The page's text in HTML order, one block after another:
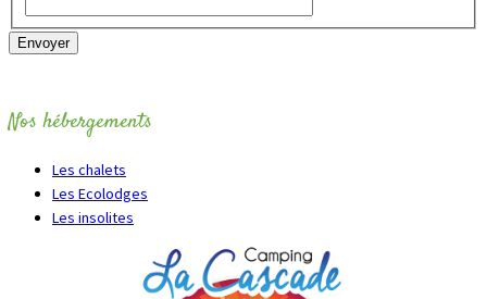
Envoyer
Nos hébergements
Les chalets
Les Ecolodges
Les insolites